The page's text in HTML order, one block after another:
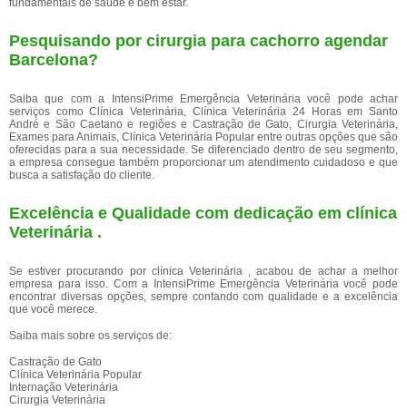
fundamentais de saúde e bem estar.
Pesquisando por cirurgia para cachorro agendar
Barcelona?
Saiba que com a IntensiPrime Emergência Veterinária você pode achar
serviços como Clínica Veterinária, Clínica Veterinária 24 Horas em Santo
André e São Caetano e regiões e Castração de Gato, Cirurgia Veterinária,
Exames para Animais, Clínica Veterinária Popular entre outras opções que são
oferecidas para a sua necessidade. Se diferenciado dentro de seu segmento,
a empresa consegue também proporcionar um atendimento cuidadoso e que
busca a satisfação do cliente.
Excelência e Qualidade com dedicação em clínica
Veterinária .
Se estiver procurando por clínica Veterinária , acabou de achar a melhor
empresa para isso. Com a IntensiPrime Emergência Veterinária você pode
encontrar diversas opções, sempre contando com qualidade e a excelência
que você merece.
Saiba mais sobre os serviços de:
Castração de Gato
Clínica Veterinária Popular
Internação Veterinária
Cirurgia Veterinária